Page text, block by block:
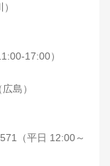
17:00）
島）
（平日 12:00～